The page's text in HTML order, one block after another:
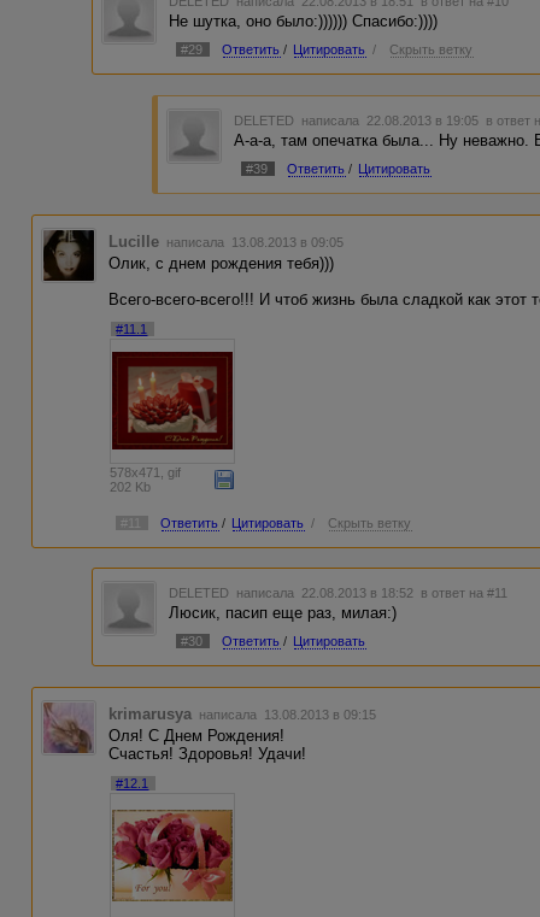
Не шутка, оно было:)))))) Спасибо:))))
#29 Ответить / Цитировать / Скрыть ветку
DELETED написала 22.08.2013 в 19:05 в ответ
А-а-а, там опечатка была... Ну неважно.
#39 Ответить / Цитировать
Lucille написала 13.08.2013 в 09:05
Олик, с днем рождения тебя)))
Всего-всего-всего!!! И чтоб жизнь была сладкой как этот
#11.1
578x471, gif
202 Kb
#11 Ответить / Цитировать / Скрыть ветку
DELETED написала 22.08.2013 в 18:52 в ответ на #11
Люсик, пасип еще раз, милая:)
#30 Ответить / Цитировать
krimarusya написала 13.08.2013 в 09:15
Оля! С Днем Рождения!
Счастья! Здоровья! Удачи!
#12.1